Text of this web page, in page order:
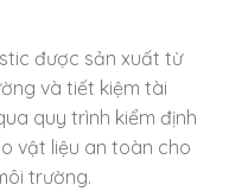
được sản xuất từ
và tiết kiệm tài
quy trình kiểm định
vật liệu an toàn cho
trường.